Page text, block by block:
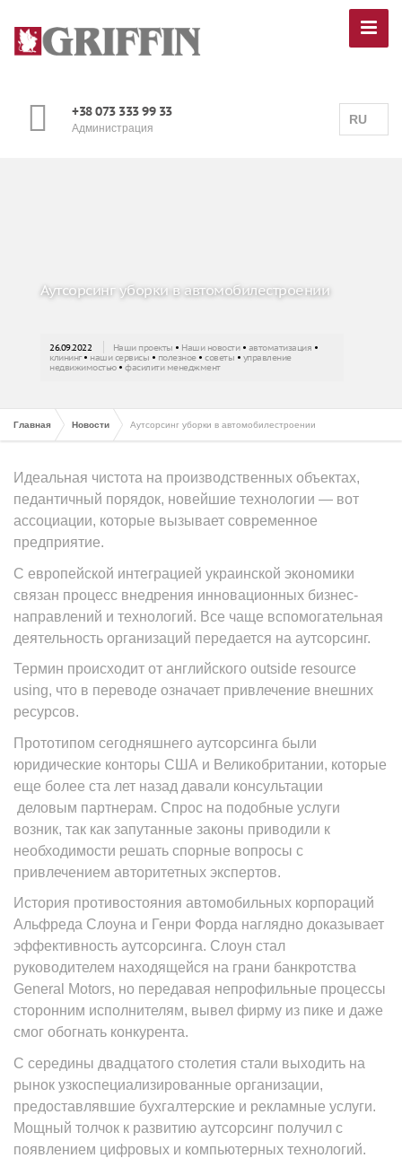
RU
+38 073 333 99 33
Администрация
Аутсорсинг уборки в автомобилестроении
26.09.2022 Наши проекты • Наши новости• автоматизация •
клининг• наши сервисы • полезное• советы • управление
недвижимостью• фасилити менеджмент
Главная Новости Аутсорсинг уборки в автомобилестроении
Идеальная чистота на производственных объектах,
педантичный порядок, новейшие технологии — вот
ассоциации, которые вызывает современное
предприятие.
С европейской интеграцией украинской экономики
связан процесс внедрения инновационных бизнес-
направлений и технологий. Все чаще вспомогательная
деятельность организаций передается на аутсорсинг.
Термин происходит от английского outside resource
using, что в переводе означает привлечение внешних
ресурсов.
Прототипом сегодняшнего аутсорсинга были
юридические конторы США и Великобритании, которые
еще более ста лет назад давали консультации
деловым партнерам. Спрос на подобные услуги
возник, так как запутанные законы приводили к
необходимости решать спорные вопросы с
привлечением авторитетных экспертов.
История противостояния автомобильных корпораций
Альфреда Слоуна и Генри Форда наглядно доказывает
эффективность аутсорсинга. Слоун стал
руководителем находящейся на грани банкротства
General Motors, но передавая непрофильные процессы
сторонним исполнителям, вывел фирму из пике и даже
смог обогнать конкурента.
С середины двадцатого столетия стали выходить на
рынок узкоспециализированные организации,
предоставлявшие бухгалтерские и рекламные услуги.
Мощный толчок к развитию аутсорсинг получил с
появлением цифровых и компьютерных технологий.